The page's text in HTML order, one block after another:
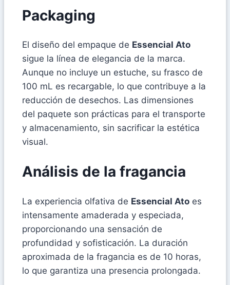
Packaging
El diseño del empaque de Essencial Ato
sigue la línea de elegancia de la marca.
Aunque no incluye un estuche, su frasco de
100 mL es recargable, lo que contribuye a la
reducción de desechos. Las dimensiones
del paquete son prácticas para el transporte
y almacenamiento, sin sacrificar la estética
visual.
Análisis de la fragancia
La experiencia olfativa de Essencial Ato es
intensamente amaderada y especiada,
proporcionando una sensación de
profundidad y sofisticación. La duración
aproximada de la fragancia es de 10 horas,
lo que garantiza una presencia prolongada.